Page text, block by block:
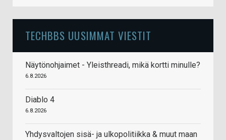
TECHBBS UUSIMMAT VIESTIT
Näytönohjaimet - Yleisthreadi, mikä kortti minulle?
6.8.2026
Diablo 4
6.8.2026
Yhdysvaltojen sisä- ja ulkopolitiikka & muut maan